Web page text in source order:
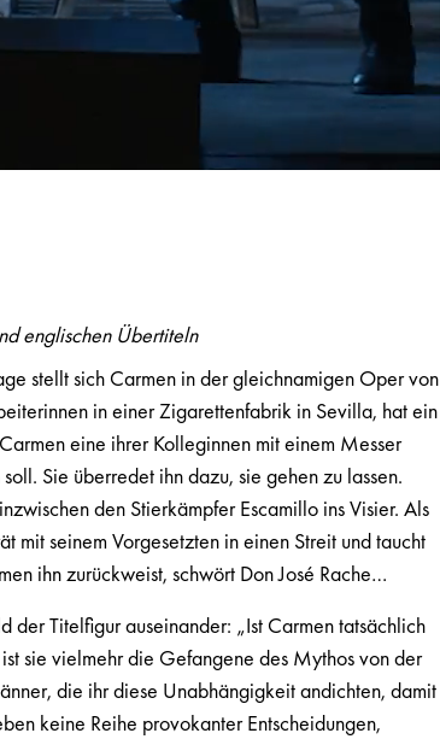
englischen Übertiteln
stellt sich Carmen in der gleichnamigen Oper von
in einer Zigarettenfabrik in Sevilla, hat ein
eine ihrer Kolleginnen mit einem Messer
Sie überredet ihn dazu, sie gehen zu lassen.
den Stierkämpfer Escamillo ins Visier. Als
mit seinem Vorgesetzten in einen Streit und taucht
ihn zurückweist, schwört Don José Rache…
der Titelfigur auseinander: „Ist Carmen tatsächlich
sie vielmehr die Gefangene des Mythos von der
die ihr diese Unabhängigkeit andichten, damit
keine Reihe provokanter Entscheidungen,